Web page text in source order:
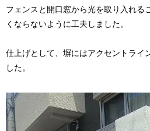
フェンスと開口窓から光を取り入れる
くならないように工夫しました。
仕上げとして、塀にはアクセントライ
した。